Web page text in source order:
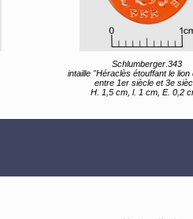
Schlumberger.343
intaille "Héraclès étouffant le lion de
entre 1er siècle et 3e
H. 1,5 cm, l. 1 cm, E. 0,2